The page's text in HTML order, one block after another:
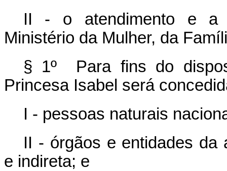
II - o atendimento e a
Ministério da Mulher, da
§ 1º Para fins do
Princesa Isabel será
I - pessoas naturais
II - órgãos e entidades da
e indireta; e